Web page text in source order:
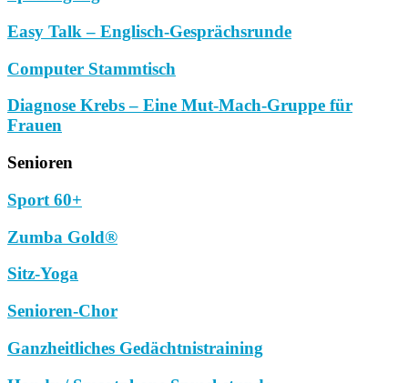
Easy Talk – Englisch-Gesprächsrunde
Computer Stammtisch
Diagnose Krebs – Eine Mut-Mach-Gruppe für
Frauen
Senioren
Sport 60+
Zumba Gold®
Sitz-Yoga
Senioren-Chor
Ganzheitliches Gedächtnistraining